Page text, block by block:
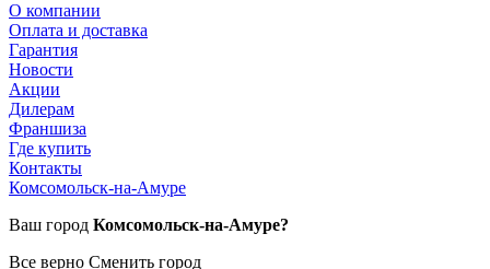
О компании
Оплата и доставка
Гарантия
Новости
Акции
Дилерам
Франшиза
Где купить
Контакты
Комсомольск-на-Амуре
Ваш город Комсомольск-на-Амуре?
Все верно Сменить город